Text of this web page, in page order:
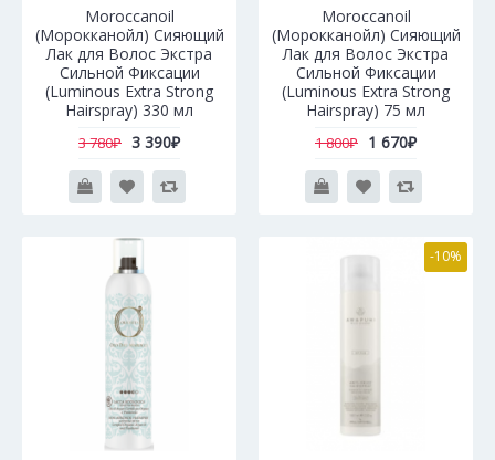
Moroccanoil
(Морокканойл) Сияющий
Лак для Волос Экстра
Сильной Фиксации
(Luminous Extra Strong
Hairspray) 330 мл
3 780₽ 3 390₽
Moroccanoil
(Морокканойл) Сияющий
Лак для Волос Экстра
Сильной Фиксации
(Luminous Extra Strong
Hairspray) 75 мл
1 800₽ 1 670₽
-10%